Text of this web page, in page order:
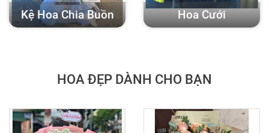
Kệ Hoa Chia Buồn Hoa Cưới
HOA ĐẸP DÀNH CHO BẠN